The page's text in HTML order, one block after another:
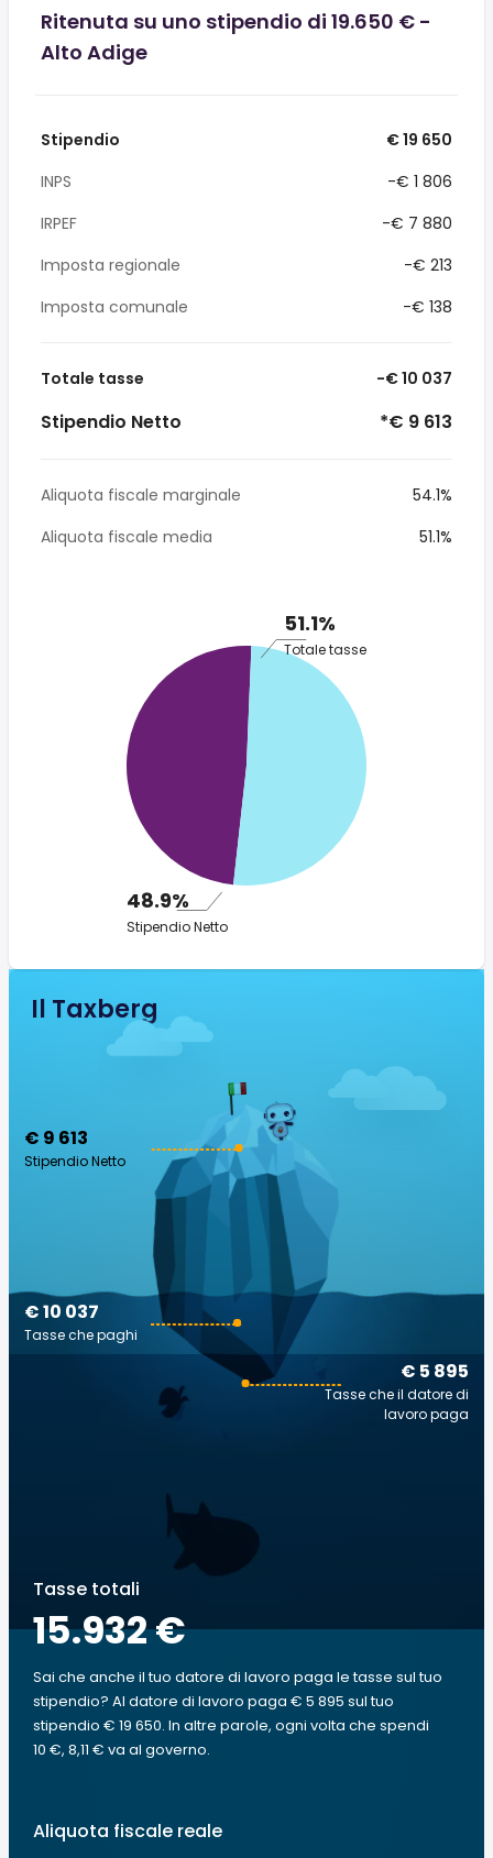
Ritenuta su uno stipendio di 19.650 € -
Alto Adige
Stipendio
€ 19 650
INPS
-€ 1 806
IRPEF
-€ 7 880
Imposta regionale
-€ 213
Imposta comunale
-€ 138
Totale tasse -€ 10 037
Stipendio Netto *€ 9 613
Aliquota fiscale marginale
54.1%
Aliquota fiscale media
51.1%
51.1%
Totale tasse
48.9%
Stipendio Netto
Il Taxberg
€ 9 613
Stipendio Netto
€ 5 895
Tasse che il datore di
lavoro paga
€ 10 037
Tasse che paghi
Tasse totali
15.932 €
Sai che anche il tuo datore di lavoro paga le tasse sul tuo
stipendio? Al datore di lavoro paga € 5 895 sul tuo
stipendio € 19 650. In altre parole, ogni volta che spendi
10 €, 8,11 € va al governo.
Aliquota fiscale reale